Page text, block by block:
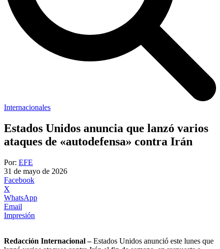
Internacionales
Estados Unidos anuncia que lanzó varios
ataques de «autodefensa» contra Irán
Por: EFE
31 de mayo de 2026
Facebook
X
WhatsApp
Email
Impresión
Redacción Internacional –Estados Unidos anunció este lunes que